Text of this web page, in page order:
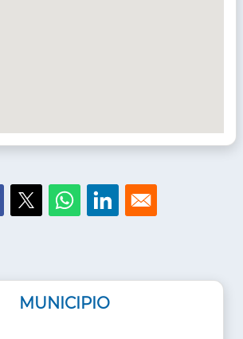
MUNICIPIO